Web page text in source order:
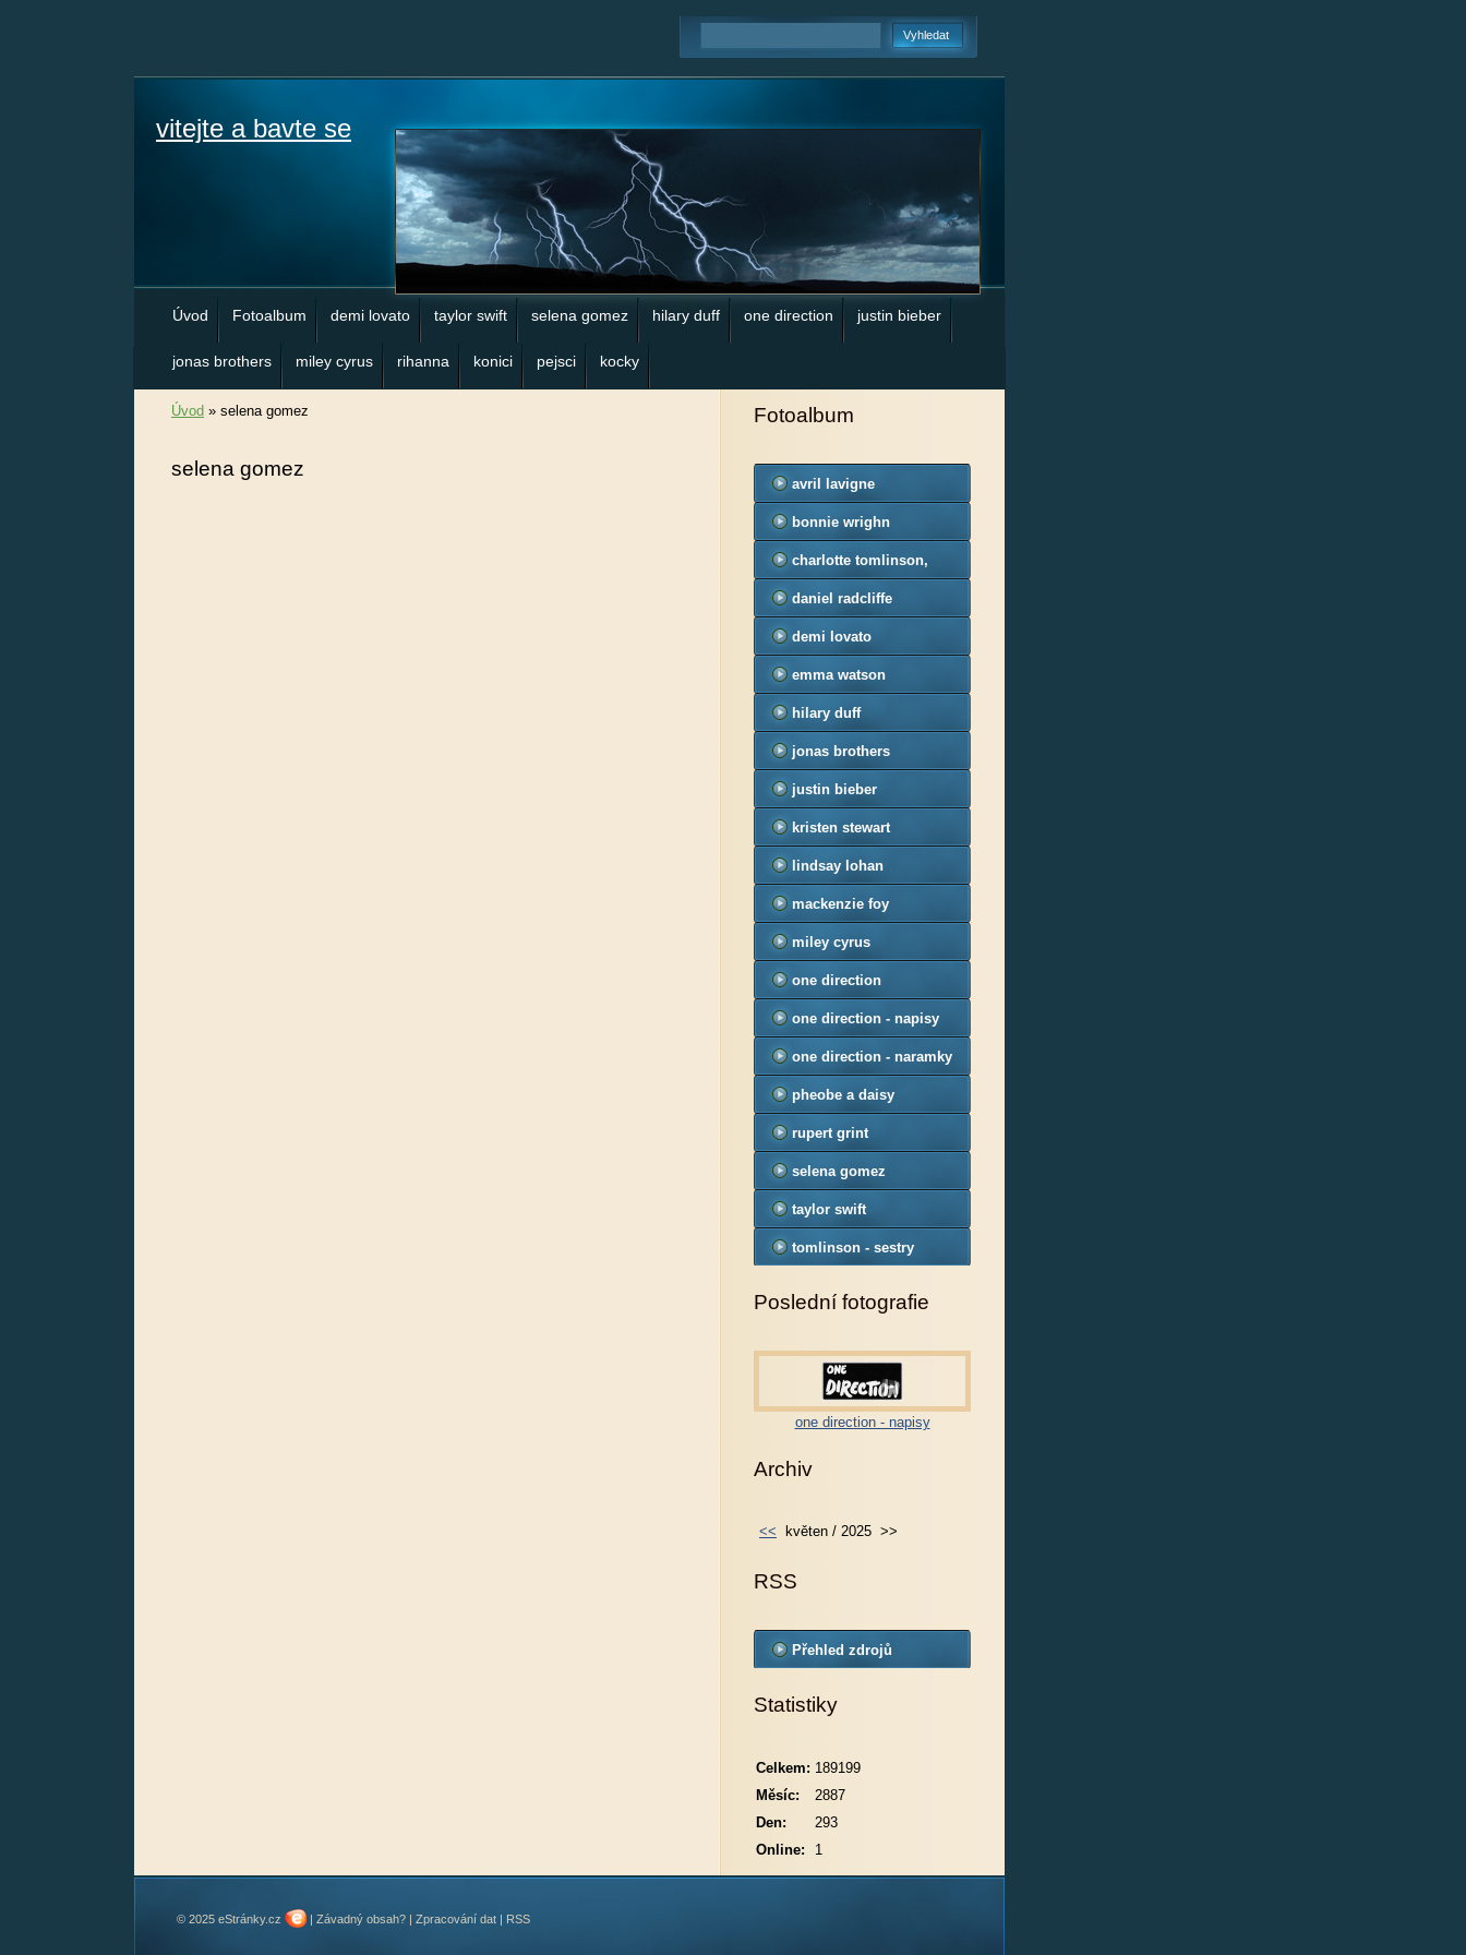
vitejte a bavte se
Úvod Fotoalbum demi lovato taylor swift selena gomez hilary duff one direction justin bieber
jonas brothers miley cyrus rihanna konici pejsci kocky
Úvod » selena gomez
selena gomez
Fotoalbum
avril lavigne
bonnie wrighn
charlotte tomlinson,
felicite tomlinson
daniel radcliffe
demi lovato
emma watson
hilary duff
jonas brothers
justin bieber
kristen stewart
lindsay lohan
mackenzie foy
miley cyrus
one direction
one direction - napisy
one direction - naramky
pheobe a daisy
tomlinson
rupert grint
selena gomez
taylor swift
tomlinson - sestry
Poslední fotografie
one direction - napisy
Archiv
<< květen / 2025 >>
RSS
Přehled zdrojů
Statistiky
Online: 1
Celkem: 189199
Měsíc:
2887
Den:
293
© 2025 eStránky.cz | Závadný obsah? | Zpracování dat | RSS